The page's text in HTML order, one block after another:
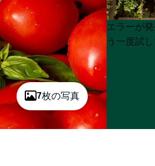
7枚の写真
Product
List
Product
List
エラーが
う一度試